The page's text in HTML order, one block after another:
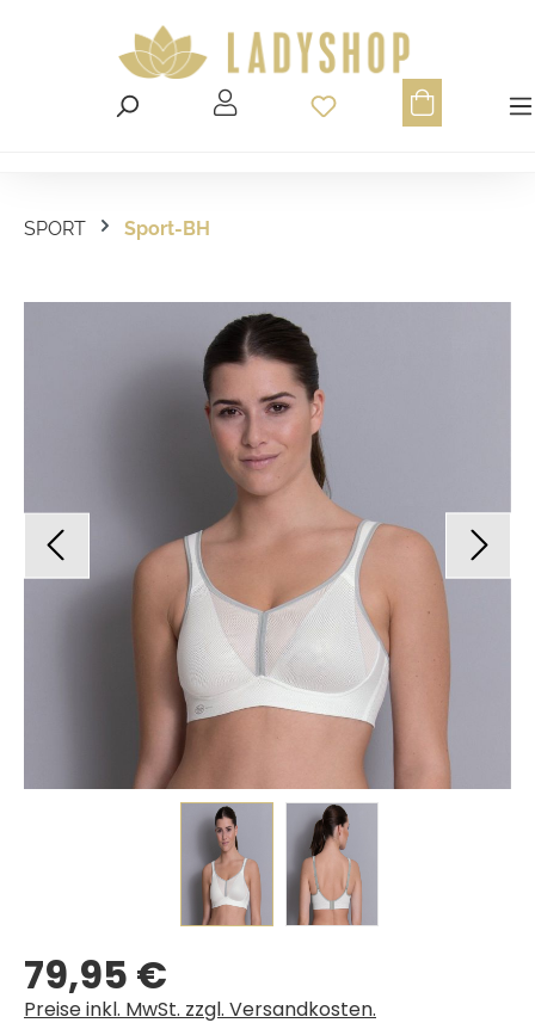
Du hast 0
SPORT Sport-BH
Bildergalerie überspringen
Regulärer Preis:
79,95 €
Preise inkl. MwSt. zzgl. Versandkosten.